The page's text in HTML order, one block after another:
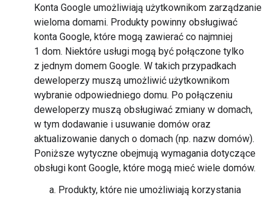
Konta Google umożliwiają użytkownikom zarządzanie
wieloma domami. Produkty powinny obsługiwać
konta Google, które mogą zawierać co najmniej
1 dom. Niektóre usługi mogą być połączone tylko
z jednym domem Google. W takich przypadkach
deweloperzy muszą umożliwić użytkownikom
wybranie odpowiedniego domu. Po połączeniu
deweloperzy muszą obsługiwać zmiany w domach,
w tym dodawanie i usuwanie domów oraz
aktualizowanie danych o domach (np. nazw domów).
Poniższe wytyczne obejmują wymagania dotyczące
obsługi kont Google, które mogą mieć wiele domów.
Produkty, które nie umożliwiają korzystania